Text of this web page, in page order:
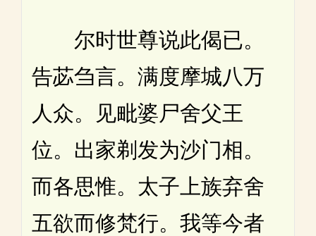
尔时世尊说此偈已。
告苾刍言。满度摩城八万
人众。见毗婆尸舍父王
位。出家剃发为沙门相。
而各思惟。太子上族弃舍
五欲而修梵行。我等今者